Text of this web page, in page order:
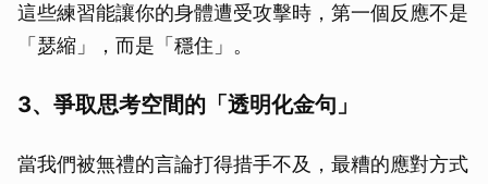
這些練習能讓你的身體遭受攻擊時，第一個反應不是
「瑟縮」，而是「穩住」。
3、爭取思考空間的「透明化金句」
當我們被無禮的言論打得措手不及，最糟的應對方式